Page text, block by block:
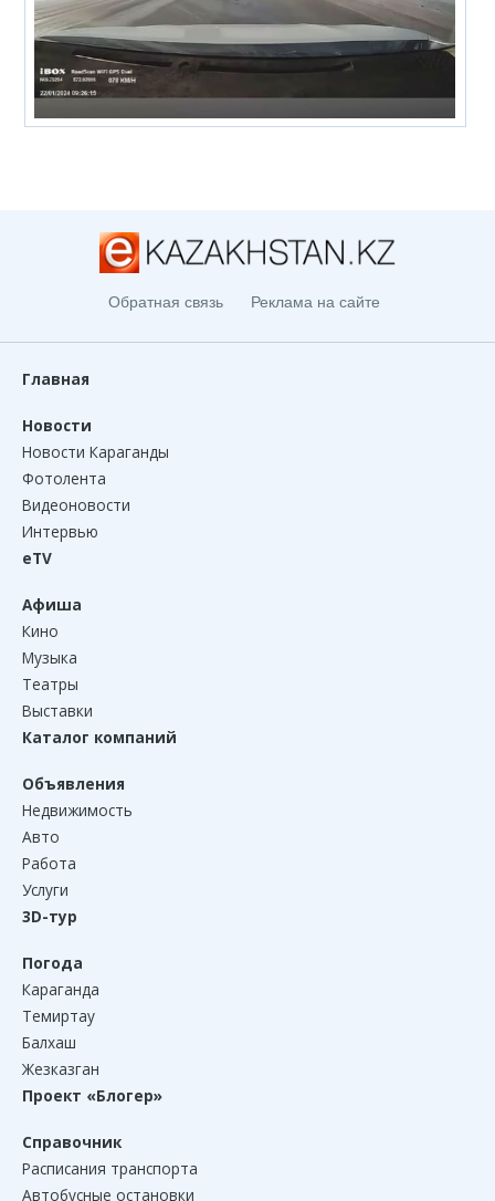
Обратная связь Реклама на сайте
Главная
Новости
Новости Караганды
Фотолента
Видеоновости
Интервью
eTV
Афиша
Кино
Музыка
Театры
Выставки
Каталог компаний
Объявления
Недвижимость
Авто
Работа
Услуги
3D-тур
Погода
Караганда
Темиртау
Балхаш
Жезказган
Проект «Блогер»
Справочник
Расписания транспорта
Автобусные остановки